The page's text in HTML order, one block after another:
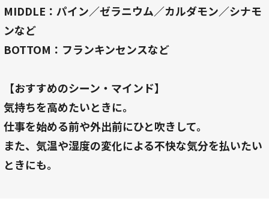
MIDDLE：パイン／ゼラニウム／カルダモン／シナモ
ンなど
BOTTOM：フランキンセンスなど
【おすすめのシーン・マインド】
気持ちを高めたいときに。
仕事を始める前や外出前にひと吹きして。
また、気温や湿度の変化による不快な気分を払いたい
ときにも。